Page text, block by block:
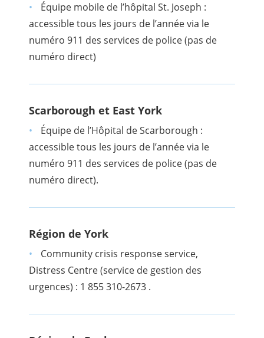
Équipe mobile de l’hôpital St. Joseph :
accessible tous les jours de l’année via le
numéro 911 des services de police (pas de
numéro direct)
Scarborough et East York
Équipe de l’Hôpital de Scarborough :
accessible tous les jours de l’année via le
numéro 911 des services de police (pas de
numéro direct).
Région de York
Community crisis response service,
Distress Centre (service de gestion des
urgences) : 1 855 310-2673 .